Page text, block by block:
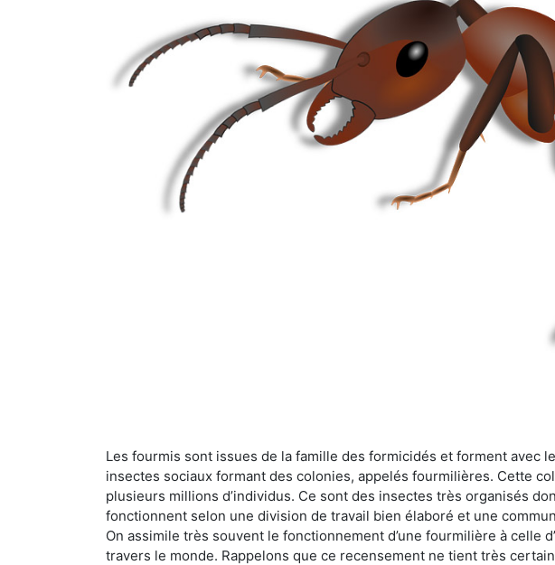
Les fourmis sont issues de la famille des formicidés et forment avec
insectes sociaux formant des colonies, appelés fourmilières. Cette
plusieurs millions d’individus. Ce sont des insectes très organisés
fonctionnent selon une division de travail bien élaboré et une
On assimile très souvent le fonctionnement d’une fourmilière à celle
travers le monde. Rappelons que ce recensement ne tient très